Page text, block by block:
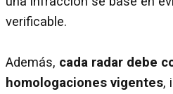
verificable.
Además, cada radar debe
homologaciones vigentes,